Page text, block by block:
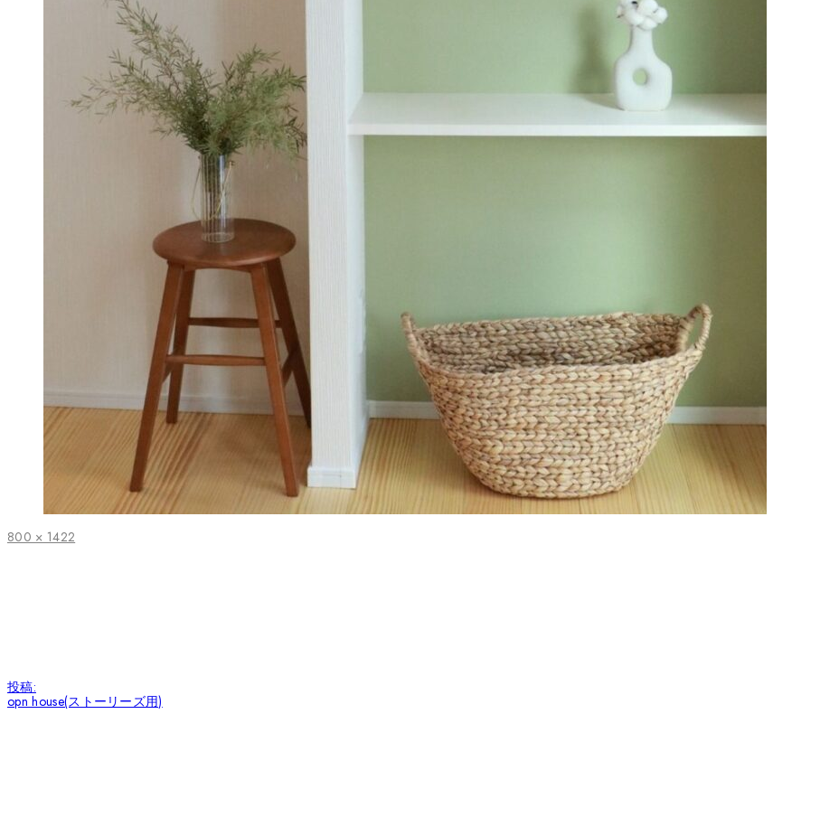
フ
800 × 1422
投
稿
ナ
投稿:
opn house(ストーリーズ用)